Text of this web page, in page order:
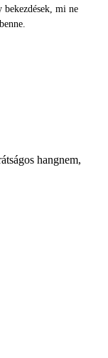
bekezdések, mi ne
hangnem,